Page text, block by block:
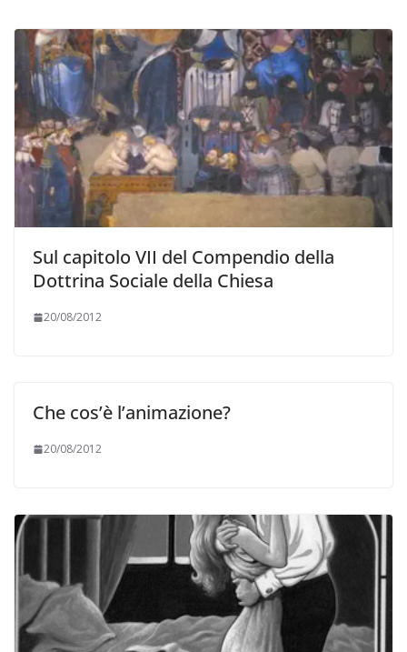
Sul capitolo VII del Compendio della
Dottrina Sociale della Chiesa
20/08/2012
Che cos’è l’animazione?
20/08/2012